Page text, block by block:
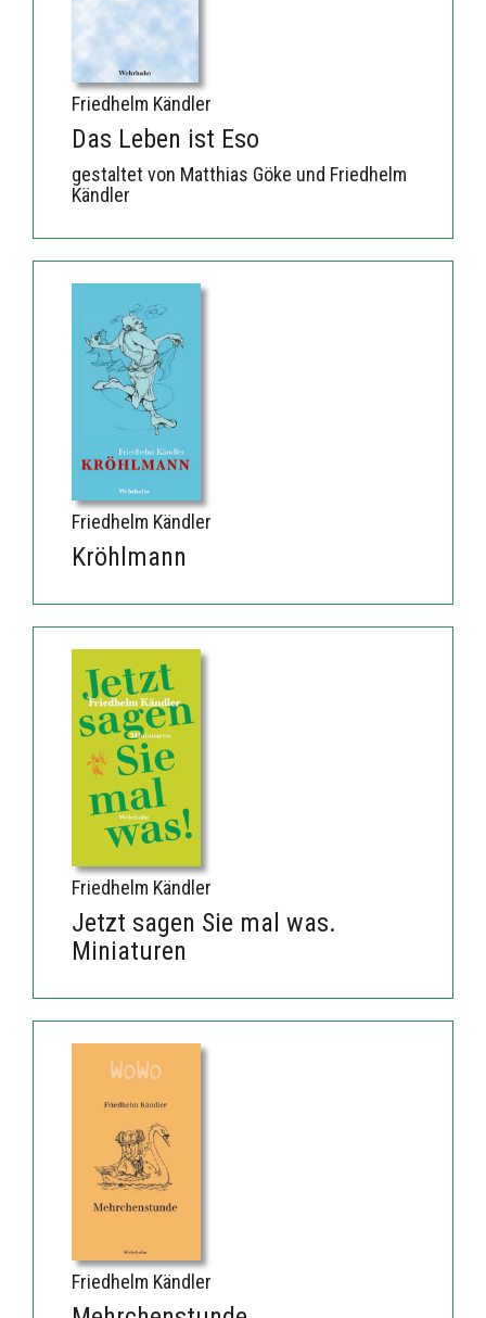
Friedhelm Kändler
Das Leben ist Eso
gestaltet von Matthias Göke und Friedhelm
Kändler
Friedhelm Kändler
Kröhlmann
Friedhelm Kändler
Jetzt sagen Sie mal was.
Miniaturen
Friedhelm Kändler